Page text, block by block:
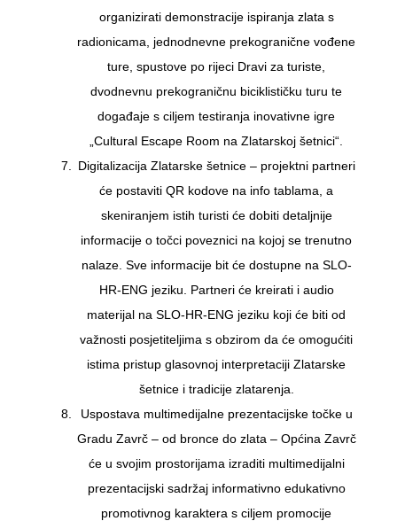
organizirati demonstracije ispiranja zlata s
radionicama, jednodnevne prekogranične vođene
ture, spustove po rijeci Dravi za turiste,
dvodnevnu prekograničnu biciklističku turu te
događaje s ciljem testiranja inovativne igre
„Cultural Escape Room na Zlatarskoj šetnici“.
Digitalizacija Zlatarske šetnice – projektni partneri
će postaviti QR kodove na info tablama, a
skeniranjem istih turisti će dobiti detaljnije
informacije o točci poveznici na kojoj se trenutno
nalaze. Sve informacije bit će dostupne na SLO-
HR-ENG jeziku. Partneri će kreirati i audio
materijal na SLO-HR-ENG jeziku koji će biti od
važnosti posjetiteljima s obzirom da će omogućiti
istima pristup glasovnoj interpretaciji Zlatarske
šetnice i tradicije zlatarenja.
Uspostava multimedijalne prezentacijske točke u
Gradu Zavrč – od bronce do zlata – Općina Zavrč
će u svojim prostorijama izraditi multimedijalni
prezentacijski sadržaj informativno edukativno
promotivnog karaktera s ciljem promocije